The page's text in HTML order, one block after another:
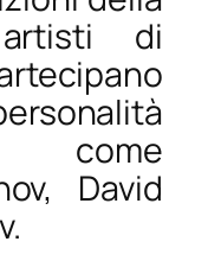
di
come
David